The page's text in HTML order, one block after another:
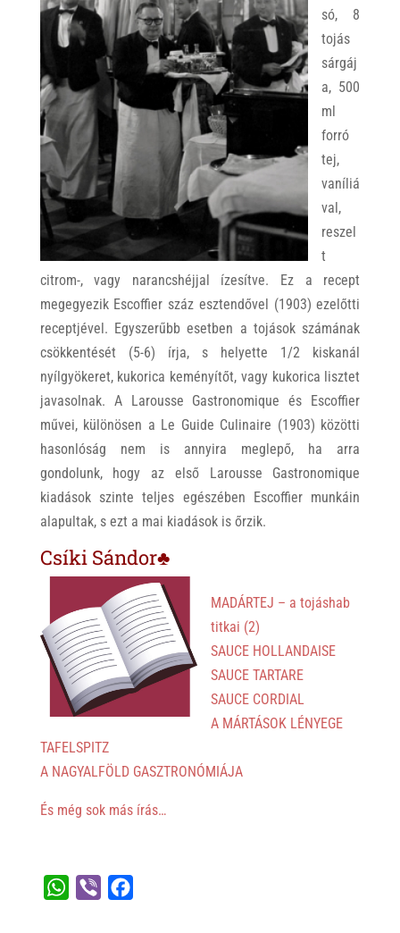
só, 8
tojás
sárgáj
a, 500
ml
forró
tej,
vaníliá
val,
reszel
t
citrom-, vagy narancshéjjal ízesítve. Ez a recept
megegyezik Escoffier száz esztendővel (1903) ezelőtti
receptjével. Egyszerűbb esetben a tojások számának
csökkentését (5-6) írja, s helyette 1/2 kiskanál
nyílgyökeret, kukorica keményítőt, vagy kukorica lisztet
javasolnak. A Larousse Gastronomique és Escoffier
művei, különösen a Le Guide Culinaire (1903) közötti
hasonlóság nem is annyira meglepő, ha arra
gondolunk, hogy az első Larousse Gastronomique
kiadások szinte teljes egészében Escoffier munkáin
alapultak, s ezt a mai kiadások is őrzik.
Csíki Sándor♣
MADÁRTEJ – a tojáshab
titkai (2)
SAUCE HOLLANDAISE
SAUCE TARTARE
SAUCE CORDIAL
A MÁRTÁSOK LÉNYEGE
TAFELSPITZ
A NAGYALFÖLD GASZTRONÓMIÁJA
És még sok más írás…